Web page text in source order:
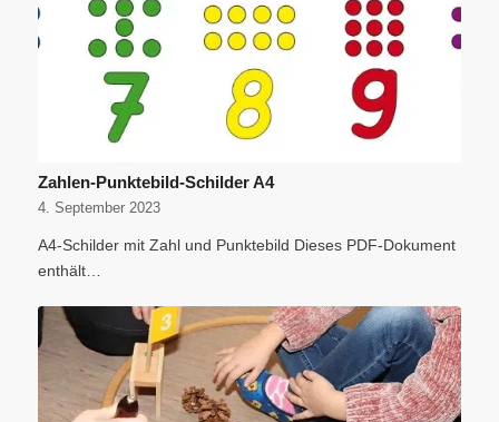
Zahlen-Punktebild-Schilder A4
4. September 2023
A4-Schilder mit Zahl und Punktebild Dieses PDF-Dokument
enthält…